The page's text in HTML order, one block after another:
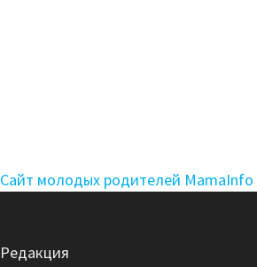
Сайт молодых родителей MamaInfo
Редакция